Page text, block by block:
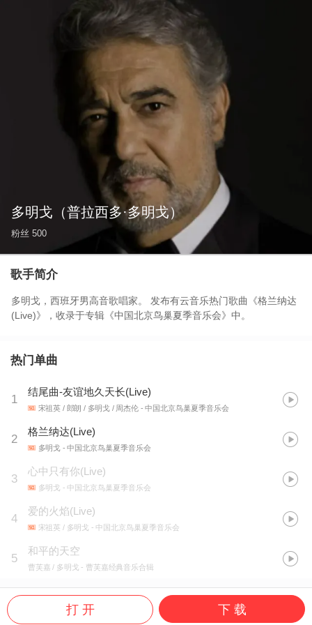
多明戈 （普拉西多·多明戈）
粉丝 500
歌手简介
多明戈，西班牙男高音歌唱家。 发布有云音乐热门歌曲《格兰纳达
(Live)》，收录于专辑《中国北京鸟巢夏季音乐会》中。
热门单曲
1
结尾曲-友谊地久天长(Live)
宋祖英 / 郎朗 / 多明戈 / 周杰伦 - 中国北京鸟巢夏季音乐会
2
格兰纳达(Live)
多明戈 - 中国北京鸟巢夏季音乐会
3
心中只有你(Live)
多明戈 - 中国北京鸟巢夏季音乐会
4
爱的火焰(Live)
宋祖英 / 多明戈 - 中国北京鸟巢夏季音乐会
5
和平的天空
曹芙嘉 / 多明戈 - 曹芙嘉经典音乐合辑
打 开 下 载